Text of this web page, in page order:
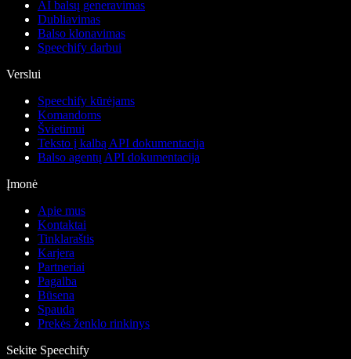
AI balsų generavimas
Dubliavimas
Balso klonavimas
Speechify darbui
Verslui
Speechify kūrėjams
Komandoms
Švietimui
Teksto į kalbą API dokumentacija
Balso agentų API dokumentacija
Įmonė
Apie mus
Kontaktai
Tinklaraštis
Karjera
Partneriai
Pagalba
Būsena
Spauda
Prekės ženklo rinkinys
Sekite Speechify